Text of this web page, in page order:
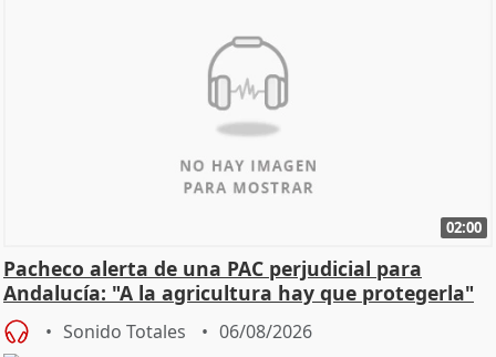
02:00
Pacheco alerta de una PAC perjudicial para
Andalucía: "A la agricultura hay que protegerla"
Sonido Totales 06/08/2026